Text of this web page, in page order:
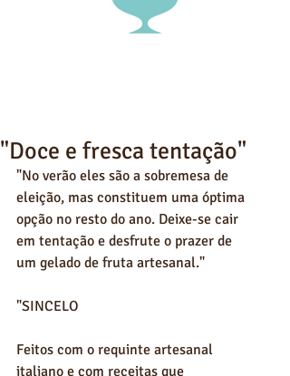
"Doce e fresca tentação"
"No verão eles são a sobremesa de
eleição, mas constituem uma óptima
opção no resto do ano. Deixe-se cair
em tentação e desfrute o prazer de
um gelado de fruta artesanal."
"SINCELO
Feitos com o requinte artesanal
italiano e com receitas que